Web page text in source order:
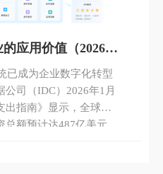
应用价值（2026年
已成为企业数字化转型
司（IDC）2026年1月
出指南》显示，全球企
额预计达487亿美元，